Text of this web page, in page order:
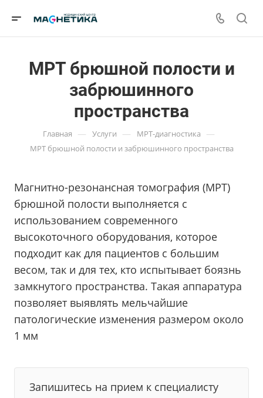
МРТ брюшной полости и
забрюшинного
пространства
Главная — Услуги — МРТ-диагностика —
МРТ брюшной полости и забрюшинного пространства
Магнитно-резонансная томография (МРТ)
брюшной полости выполняется с
использованием современного
высокоточного оборудования, которое
подходит как для пациентов с большим
весом, так и для тех, кто испытывает боязнь
замкнутого пространства. Такая аппаратура
позволяет выявлять мельчайшие
патологические изменения размером около
1 мм
Запишитесь на прием к специалисту